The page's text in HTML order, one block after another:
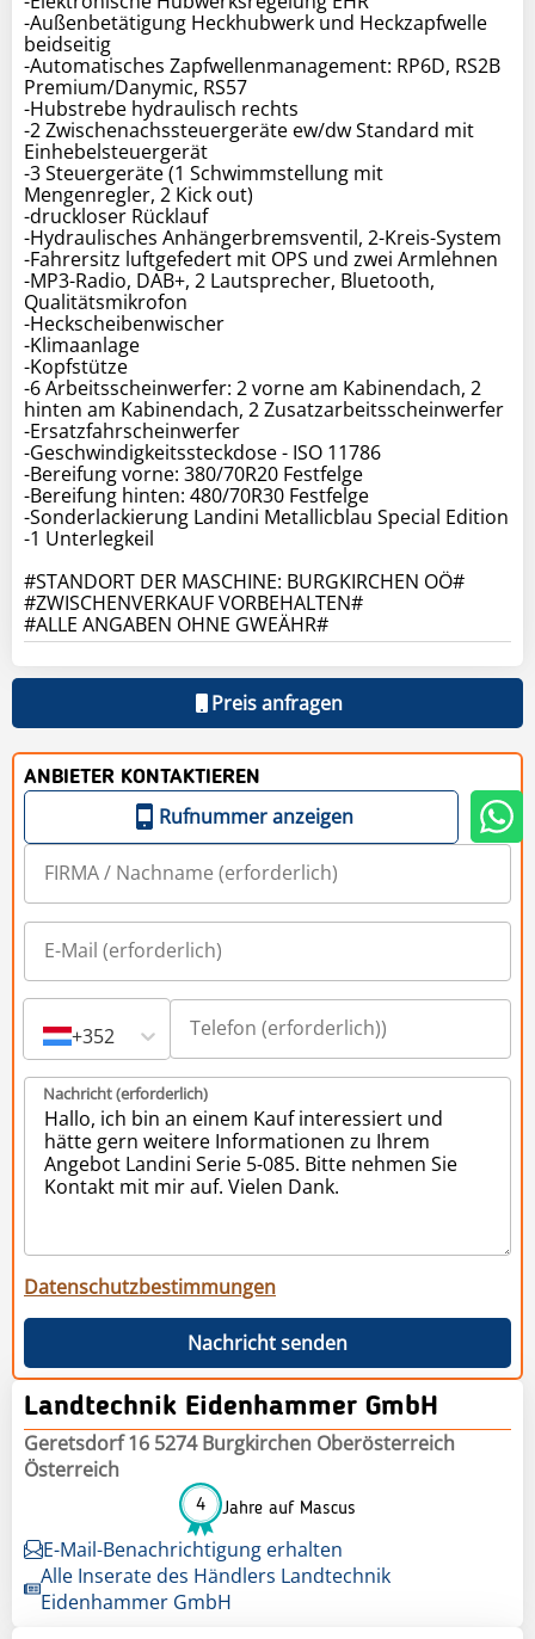
-Außenbetätigung Heckhubwerk und Heckzapfwelle
beidseitig
-Automatisches Zapfwellenmanagement: RP6D, RS2B
Premium/Danymic, RS57
-Hubstrebe hydraulisch rechts
-2 Zwischenachssteuergeräte ew/dw Standard mit
Einhebelsteuergerät
-3 Steuergeräte (1 Schwimmstellung mit
Mengenregler, 2 Kick out)
-druckloser Rücklauf
-Hydraulisches Anhängerbremsventil, 2-Kreis-System
-Fahrersitz luftgefedert mit OPS und zwei Armlehnen
-MP3-Radio, DAB+, 2 Lautsprecher, Bluetooth,
Qualitätsmikrofon
-Heckscheibenwischer
-Klimaanlage
-Kopfstütze
-6 Arbeitsscheinwerfer: 2 vorne am Kabinendach, 2
hinten am Kabinendach, 2 Zusatzarbeitsscheinwerfer
-Ersatzfahrscheinwerfer
-Geschwindigkeitssteckdose - ISO 11786
-Bereifung vorne: 380/70R20 Festfelge
-Bereifung hinten: 480/70R30 Festfelge
-Sonderlackierung Landini Metallicblau Special Edition
-1 Unterlegkeil
#STANDORT DER MASCHINE: BURGKIRCHEN OÖ#
#ZWISCHENVERKAUF VORBEHALTEN#
#ALLE ANGABEN OHNE GWEÄHR#
Preis anfragen
ANBIETER KONTAKTIEREN
Rufnummer anzeigen
+352
Nachricht (erforderlich)
Datenschutzbestimmungen
Nachricht senden
Landtechnik Eidenhammer GmbH
Geretsdorf 16 5274 Burgkirchen Oberösterreich
Österreich
4 Jahre auf Mascus
E-Mail-Benachrichtigung erhalten
Alle Inserate des Händlers Landtechnik
Eidenhammer GmbH